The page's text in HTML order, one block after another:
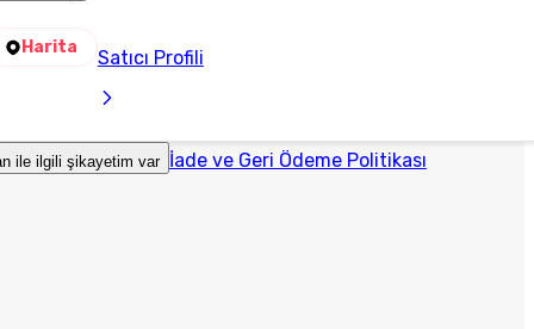
Harita Satıcı Profili
ile ilgili şikayetim var İade ve Geri Ödeme Politikası